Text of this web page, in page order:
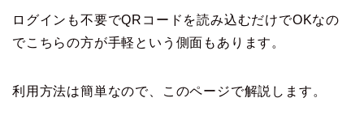
ログインも不要でQRコードを読み込むだけでOKなの
でこちらの方が手軽という側面もあります。
利用方法は簡単なので、このページで解説します。